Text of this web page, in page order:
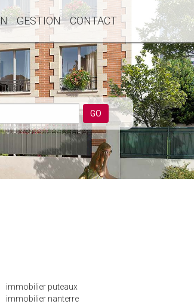
GESTION CONTACT
GO
immobilier puteaux
immobilier nanterre